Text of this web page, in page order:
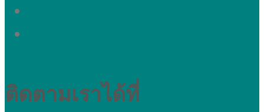
ติดตามเราได้ที่